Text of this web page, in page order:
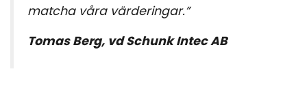
matcha våra värderingar.”
Tomas Berg, vd Schunk Intec AB